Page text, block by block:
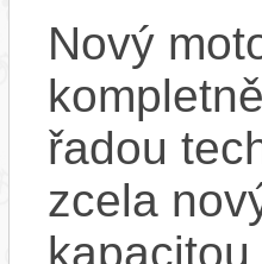
Nový
řadou
zcela